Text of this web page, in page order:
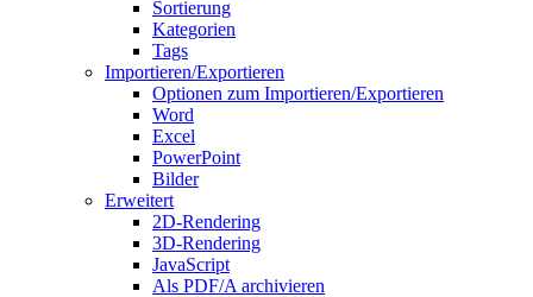
Sortierung
Kategorien
Tags
Importieren/Exportieren
Optionen zum Importieren/Exportieren
Word
Excel
PowerPoint
Bilder
Erweitert
2D-Rendering
3D-Rendering
JavaScript
Als PDF/A archivieren